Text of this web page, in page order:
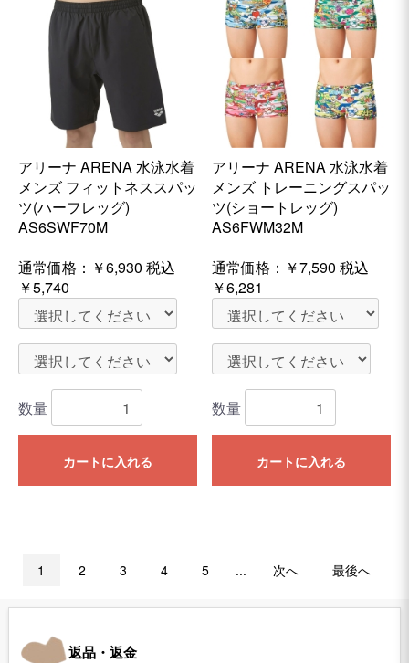
アリーナ ARENA 水泳水着
メンズ フィットネススパッ
ツ(ハーフレッグ)
AS6SWF70M
通常価格： ￥6,930 税込
￥5,740
数量
カートに入れる
アリーナ ARENA 水泳水着
メンズ トレーニングスパッ
ツ(ショートレッグ)
AS6FWM32M
通常価格： ￥7,590 税込
￥6,281
数量
カートに入れる
1 2 3 4 5 ... 次へ 最後へ
返品・返金